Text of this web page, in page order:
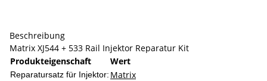
Beschreibung
Matrix XJ544 + 533 Rail Injektor Reparatur Kit
Produkteigenschaft
Wert
Reparatursatz für Injektor: Matrix